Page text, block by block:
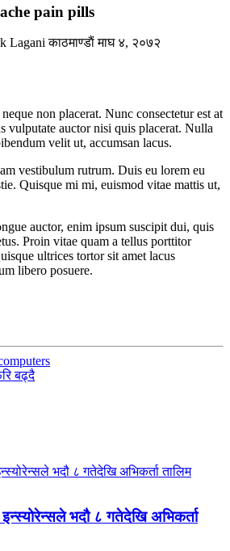
pain pills
Laganiकाठमाण्डाैंमाघ ४, २०७२
non placerat. Nunc consectetur est at
vulputate auctor nisi quis placerat. Nulla
velit ut, accumsan lacus.
vestibulum rutrum. Duis eu lorem eu
Quisque mi mi, euismod vitae mattis ut,
auctor, enim ipsum suscipit dui, quis
Proin vitae quam a tellus porttitor
ultrices tortor sit amet lacus
libero posuere.
बढ्दै
भदौ ८ गतेदेखि अभिकर्ता